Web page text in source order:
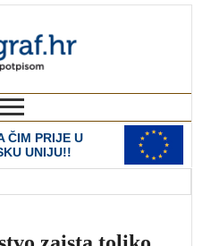
ČIM PRIJE U
UNIJU!!